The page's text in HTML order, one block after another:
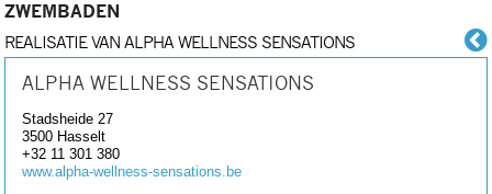
ZWEMBADEN
REALISATIE VAN ALPHA WELLNESS SENSATIONS
ALPHA WELLNESS SENSATIONS
Stadsheide 27
3500 Hasselt
+32 11 301 380
www.alpha-wellness-sensations.be